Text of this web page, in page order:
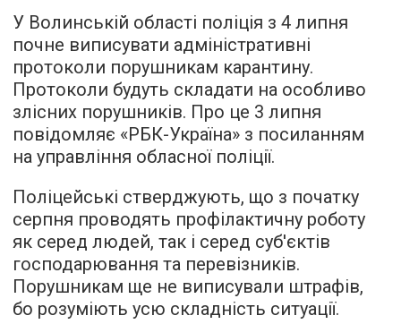
У Волинській області поліція з 4 липня
почне виписувати адміністративні
протоколи порушникам карантину.
Протоколи будуть складати на особливо
злісних порушників. Про це 3 липня
повідомляє «РБК-Україна» з посиланням
на управління обласної поліції.
Поліцейські стверджують, що з початку
серпня проводять профілактичну роботу
як серед людей, так і серед суб'єктів
господарювання та перевізників.
Порушникам ще не виписували штрафів,
бо розуміють усю складність ситуації.